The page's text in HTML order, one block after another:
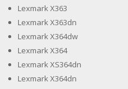
Lexmark X363
Lexmark X363dn
Lexmark X364dw
Lexmark X364
Lexmark XS364dn
Lexmark X364dn